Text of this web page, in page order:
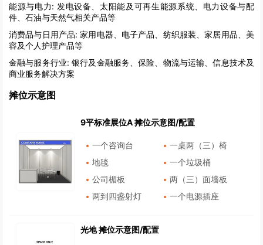
能源与电力: 发电设备、太阳能及可再生能源系统、电力设备与配
件、石油与天然气相关产品等
消费品与日用产品: 家用电器、电子产品、纺织服装、家居用品、美
容及个人护理产品等
金融与服务行业: 银行及金融服务、保险、物流与运输、信息技术及
商业服务解决方案
摊位示意图
9平标准展位A 摊位示意图/配置
一个咨询台
一桌两（三）椅
地毯
一个垃圾桶
公司楣板
两（三）面墙板
两到四盏射灯
一个电源插座
光地 摊位示意图/配置